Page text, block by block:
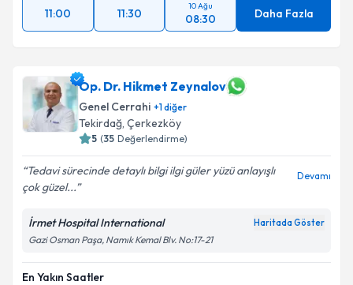
11:00 11:30
10 Ağu
08:30 Daha Fazla
Op. Dr. Hikmet Zeynalov
Genel Cerrahi +1diğer
Tekirdağ, Çerkezköy
5 (35 Değerlendirme)
Tedavi sürecinde detaylı bilgi ilgi güler yüzü anlayışlı
çok güzel...
Devamı
İrmet Hospital International Haritada Göster
Gazi Osman Paşa, Namık Kemal Blv. No:17-21
En Yakın Saatler